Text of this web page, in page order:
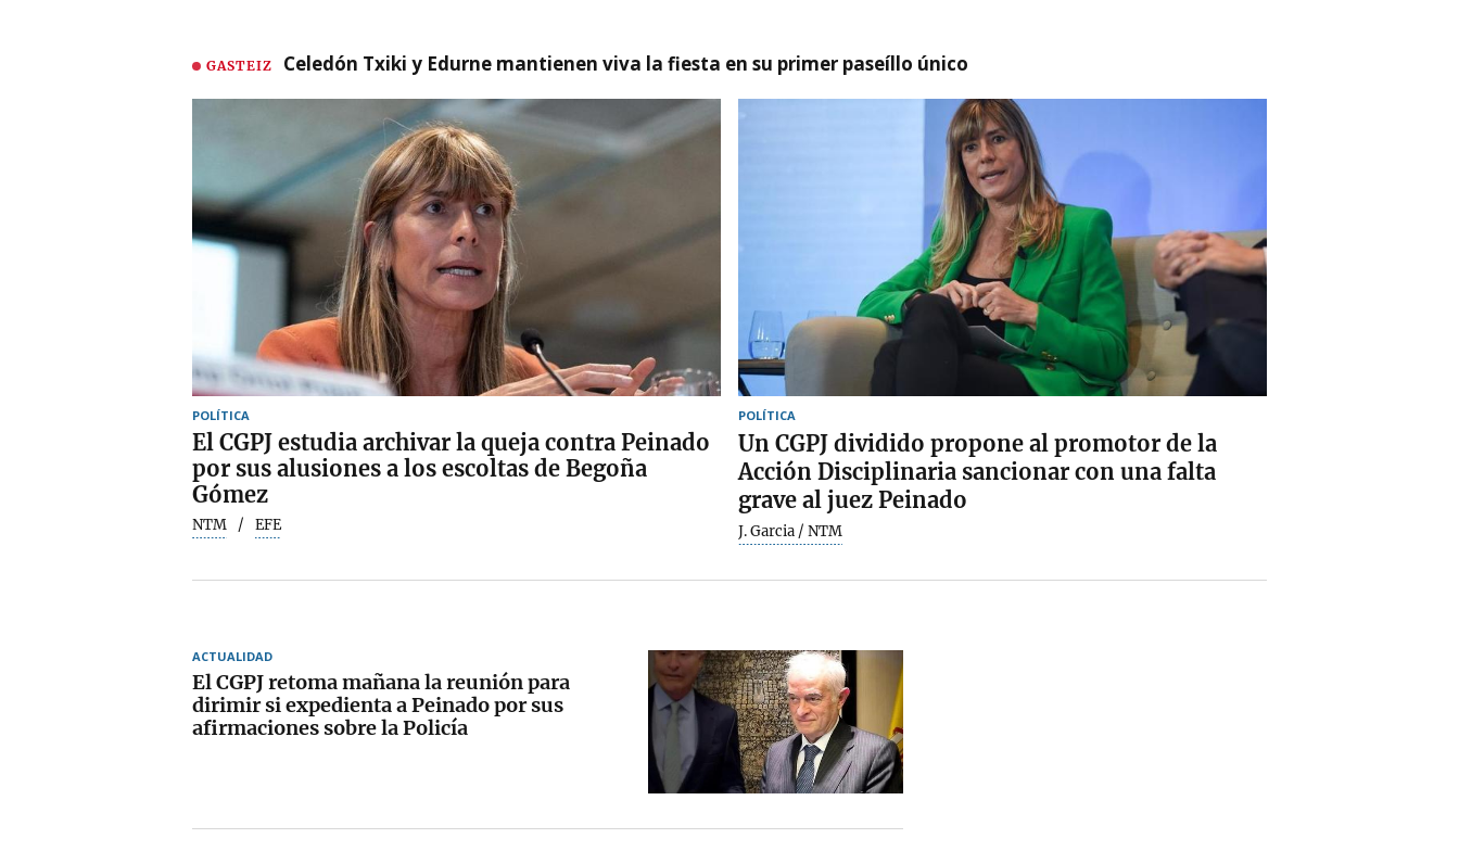
GASTEIZ Celedón Txiki y Edurne mantienen viva la fiesta en su primer paseíllo único
POLÍTICA
El CGPJ estudia archivar la queja contra Peinado
por sus alusiones a los escoltas de Begoña
Gómez
NTM EFE
POLÍTICA
Un CGPJ dividido propone al promotor de la
Acción Disciplinaria sancionar con una falta
grave al juez Peinado
J. Garcia / NTM
ACTUALIDAD
El CGPJ retoma mañana la reunión para
dirimir si expedienta a Peinado por sus
afirmaciones sobre la Policía